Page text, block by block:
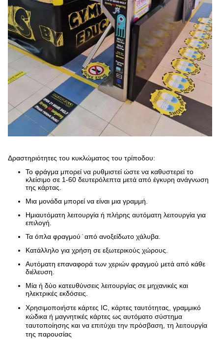
Δραστηριότητες του κυκλώματος του τρίποδου:
Το φράγμα μπορεί να ρυθμιστεί ώστε να καθυστερεί το
κλείσιμο σε 1-60 δευτερόλεπτα μετά από έγκυρη ανάγνωση
της κάρτας.
Μια μονάδα μπορεί να είναι μια γραμμή.
Ημιαυτόματη λειτουργία ή πλήρης αυτόματη λειτουργία για
επιλογή.
Τα όπλα φραγμού ̇ από ανοξείδωτο χάλυβα.
Κατάλληλο για χρήση σε εξωτερικούς χώρους.
Αυτόματη επαναφορά των χεριών φραγμού μετά από κάθε
διέλευση.
Μία ή δύο κατευθύνσεις λειτουργίας σε μηχανικές και
ηλεκτρικές εκδόσεις.
Χρησιμοποιήστε κάρτες IC, κάρτες ταυτότητας, γραμμικό
κώδικα ή μαγνητικές κάρτες ως αυτόματο σύστημα
ταυτοποίησης και να επιτύχει την πρόσβαση, τη λειτουργία
της παρουσίας